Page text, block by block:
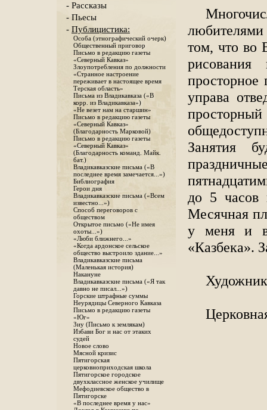
- Рассказы
- Пьесы
- Публицистика:
Особа (этнографический очерк)
Общественный приговор
Письмо в редакцию газеты
«Северный Кавказ»
Злоупотребления по должности
«Странное настроение
переживает в настоящее время
Терская область»
Письма из Владикавказа («В
корр. из Владикавказа»)
«Не везет нам на старшин»
Письмо в редакцию газеты
«Северный Кавказ»
(Благодарность Марковой)
Письмо в редакцию газеты
«Северный Кавказ»
(Благодарность команд. Майк.
бат.)
Владикавказские письма («В
последнее время замечается...»)
Библиография
Герои дня
Владикавказские письма («Всем
известно...»)
Способ переговоров с
обществом
Открытое письмо («Не имея
охоты...»)
«Люби ближнего...»
«Когда ардонское сельское
общество выстроило здание...»
Владикавказские письма
(Маленькая история)
Накануне
Владикавказские письма («Я так
давно не писал...»)
Горские штрафные суммы
Неурядицы Северного Кавказа
Письмо в редакцию газеты
«Юг»
Зиу (Письмо к землякам)
Избави Бог и нас от этаких
судей
Новое слово
Мясной кризис
Пятигорская
церковноприходская школа
Пятигорское городское
двухклассное женское училище
Мефодиевское общество в
Пятигорске
«В последнее время у нас»
том, что во
просторное
управа
Занятия
до 5 часов
Месячная
у меня и в
«Казбека».